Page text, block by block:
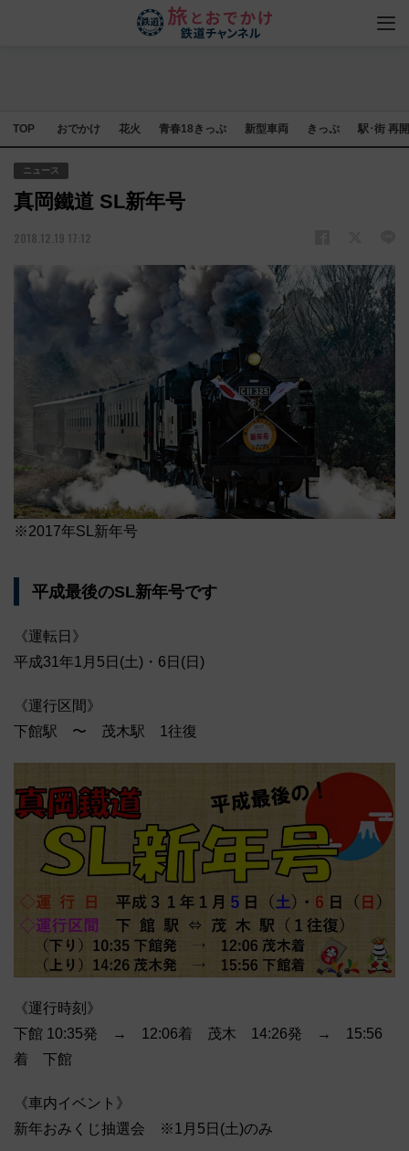
TOP おでかけ 花火 青春18きっぷ 新型車両 きっぷ 駅･街 再
ニュース
真岡鐵道 SL新年号
2018.12.19 17:12
※2017年SL新年号
平成最後のSL新年号です
《運転日》
平成31年1月5日(土)・6日(日)
《運行区間》
下館駅 〜 茂木駅 1往復
《運行時刻》
下館 10:35発 → 12:06着 茂木 14:26発 → 15:56
着 下館
《車内イベント》
新年おみくじ抽選会 ※1月5日(土)のみ